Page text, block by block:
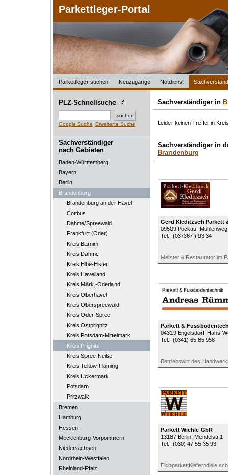
Parkettleger-Portal
Parkettleger suchen Neuzugänge Notdienst
PLZ-Schnellsuche
Google Suche Erweiterte Suche
Sachverständiger
nach Gebieten
Baden-Württemberg
Bayern
Berlin
Brandenburg
Brandenburg an der Havel
Cottbus
Dahme/Spreewald
Frankfurt (Oder)
Kreis Barnim
Kreis Dahme
Kreis Elbe-Elster
Kreis Havelland
Kreis Märk.-Oderland
Kreis Oberhavel
Kreis Oberspreewald
Kreis Oder-Spree
Kreis Ostprignitz
Kreis Potsdam-Mittelmark
Kreis Prignitz
Kreis Spree-Neiße
Kreis Teltow-Fläming
Kreis Uckermark
Potsdam
Pritzwalk
Bremen
Hamburg
Hessen
Mecklenburg-Vorpommern
Niedersachsen
Nordrhein-Westfalen
Rheinland-Pfalz
Sachverständiger in
Leider keinen Treffer in
Sachverständiger in
Brandenburg
Gerd Kleditzsch Parkett
09509 Pockau,
Tel.: (037367 ) 93 34
Meister & Restaurator im
Parkett &
04319 Engelsdorf, Hans-
Tel.: (0341) 65 85 958
Betriebswirt des
Parkett Wiehle GbR
13187 Berlin, Mendelstr.1
Tel.: (030) 47 55 35 93
EichparkettKieferndiele